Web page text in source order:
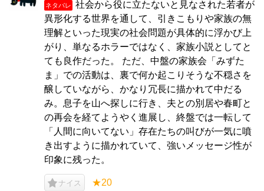
ネタバレ
社会から役に立たないと見なされた若者が
異形化する世界を通して、引きこもりや家族の無
理解といった現実の社会問題が具体的に浮かび上
がり、単なるホラーではなく、家族小説としてと
ても良作だった。 ただ、中盤の家族会「みずた
ま」での活動は、裏で何か起こりそうな不穏さを
醸していながら、かなり冗長に描かれて中だる
み。息子を山へ探しに行き、夫との別居や春町と
の再会を経てようやく進展し、終盤では一転して
「人間に向いてない」存在たちの叫びが一気に噴
き出すように描かれていて、強いメッセージ性が
印象に残った。
ナイス ★20